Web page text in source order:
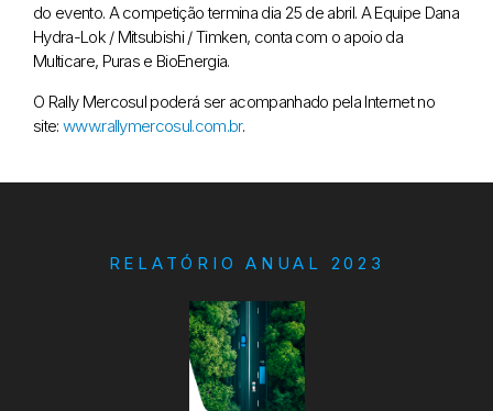
do evento. A competição termina dia 25 de abril. A Equipe Dana
Hydra-Lok / Mitsubishi / Timken, conta com o apoio da
Multicare, Puras e BioEnergia.
O Rally Mercosul poderá ser acompanhado pela Internet no
site: www.rallymercosul.com.br.
RELATÓRIO ANUAL 2023